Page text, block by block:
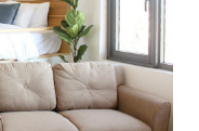
miền Nam Trung Mỹ
lá có màu xanh
và lấy dinh dưỡng từ
một kh...